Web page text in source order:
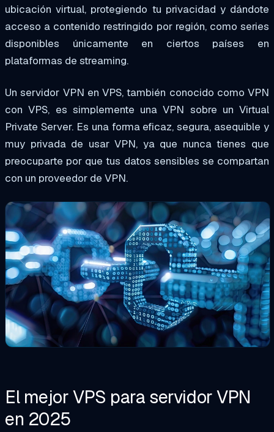
ubicación virtual, protegiendo tu privacidad y dándote
acceso a contenido restringido por región, como series
disponibles únicamente en ciertos países en
plataformas de streaming.
Un servidor VPN en VPS, también conocido como VPN
con VPS, es simplemente una VPN sobre un Virtual
Private Server. Es una forma eficaz, segura, asequible y
muy privada de usar VPN, ya que nunca tienes que
preocuparte por que tus datos sensibles se compartan
con un proveedor de VPN.
El mejor VPS para servidor VPN
en 2025